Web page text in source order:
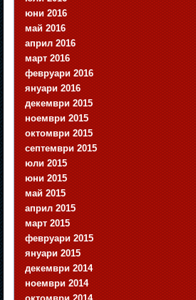
юни 2016
май 2016
април 2016
март 2016
февруари 2016
януари 2016
декември 2015
ноември 2015
октомври 2015
септември 2015
юли 2015
юни 2015
май 2015
април 2015
март 2015
февруари 2015
януари 2015
декември 2014
ноември 2014